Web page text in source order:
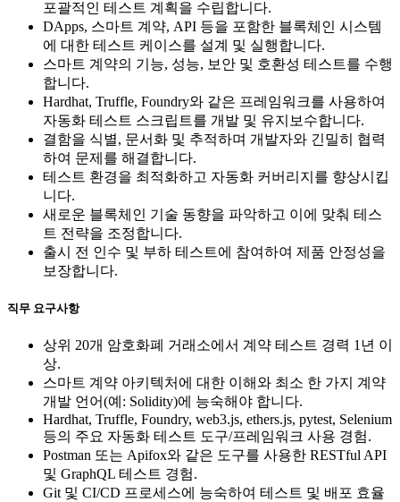
포괄적인 테스트 계획을 수립합니다.
DApps, 스마트 계약, API 등을 포함한 블록체인 시스템
에 대한 테스트 케이스를 설계 및 실행합니다.
스마트 계약의 기능, 성능, 보안 및 호환성 테스트를 수행
합니다.
Hardhat, Truffle, Foundry와 같은 프레임워크를 사용하여
자동화 테스트 스크립트를 개발 및 유지보수합니다.
결함을 식별, 문서화 및 추적하며 개발자와 긴밀히 협력
하여 문제를 해결합니다.
테스트 환경을 최적화하고 자동화 커버리지를 향상시킵
니다.
새로운 블록체인 기술 동향을 파악하고 이에 맞춰 테스
트 전략을 조정합니다.
출시 전 인수 및 부하 테스트에 참여하여 제품 안정성을
보장합니다.
직무 요구사항
상위 20개 암호화폐 거래소에서 계약 테스트 경력 1년 이
상.
스마트 계약 아키텍처에 대한 이해와 최소 한 가지 계약
개발 언어(예: Solidity)에 능숙해야 합니다.
Hardhat, Truffle, Foundry, web3.js, ethers.js, pytest, Selenium
등의 주요 자동화 테스트 도구/프레임워크 사용 경험.
Postman 또는 Apifox와 같은 도구를 사용한 RESTful API
및 GraphQL 테스트 경험.
Git 및 CI/CD 프로세스에 능숙하여 테스트 및 배포 효율